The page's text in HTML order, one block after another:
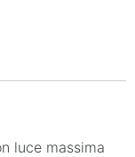
luce massima